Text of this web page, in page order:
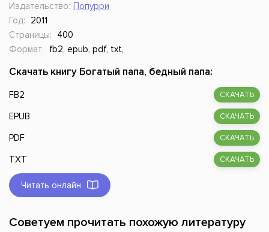
Издательство: Попурри
Год:
2011
Страницы:
400
Формат:
fb2, epub, pdf, txt,
Скачать книгу Богатый папа, бедный папа:
FB2 СКАЧАТЬ
EPUB СКАЧАТЬ
PDF СКАЧАТЬ
TXT СКАЧАТЬ
Читать онлайн
Советуем прочитать похожую литературу